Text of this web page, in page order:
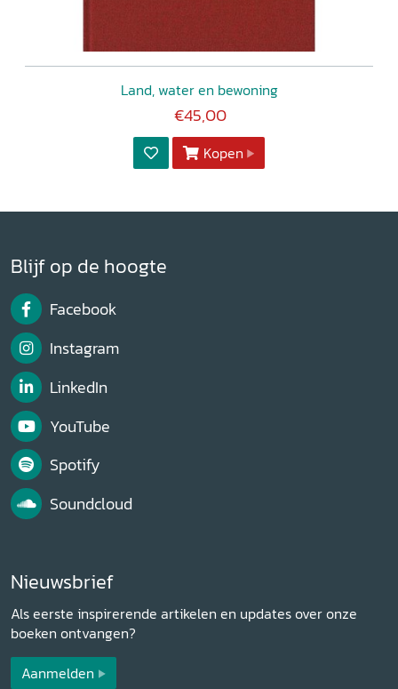
Land, water en bewoning
€45,00
Kopen
Blijf op de hoogte
Facebook
Instagram
LinkedIn
YouTube
Spotify
Soundcloud
Nieuwsbrief
Als eerste inspirerende artikelen en updates over onze
boeken ontvangen?
Aanmelden